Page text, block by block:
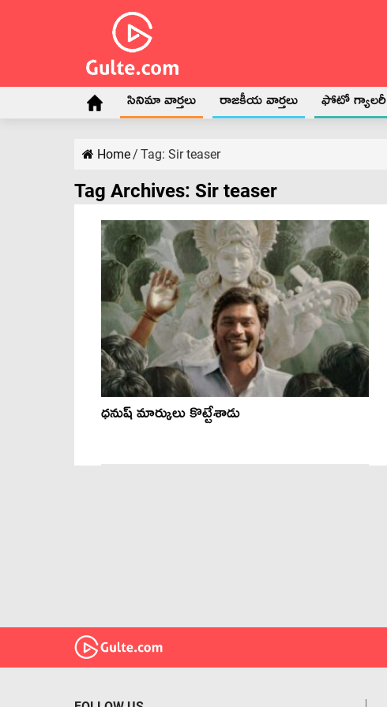
సినిమా వార్తలు రాజకీయ వార్తలు ఫోటో గ్యాలరీ
Home/ Tag: Sir teaser
Tag Archives: Sir teaser
ధ‌నుష్ మార్కులు కొట్టేశాడు